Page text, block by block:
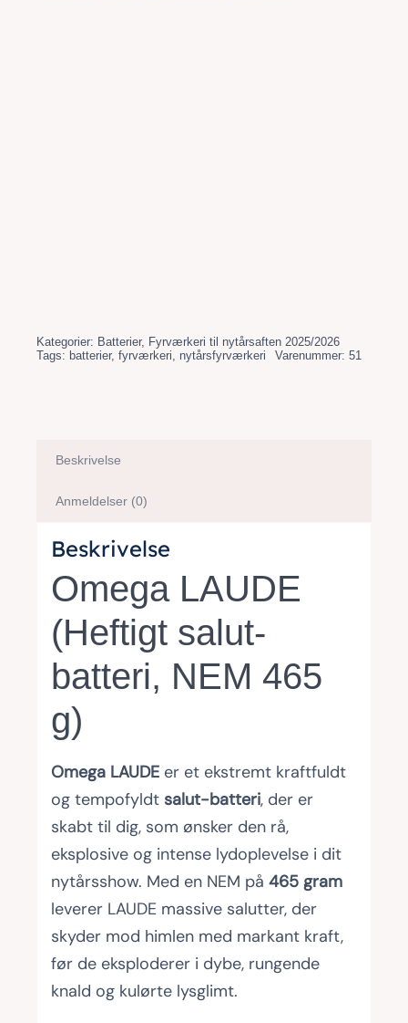
Kategorier: Batterier, Fyrværkeri til nytårsaften 2025/2026
Tags: batterier, fyrværkeri nytårsfyrværkeri Varenummer: 51
Beskrivelse
Anmeldelser (0)
Beskrivelse
Omega LAUDE
(Heftigt salut-
batteri, NEM 465
g)
Omega LAUDEer et ekstremt kraftfuldt
og tempofyldt salut-batteri, der er
skabt til dig, som ønsker den rå,
eksplosive og intense lydoplevelse i dit
nytårsshow. Med en NEM på 465 gram
leverer LAUDE massive salutter, der
skyder mod himlen med markant kraft,
før de eksploderer i dybe, rungende
knald og kulørte lysglimt.